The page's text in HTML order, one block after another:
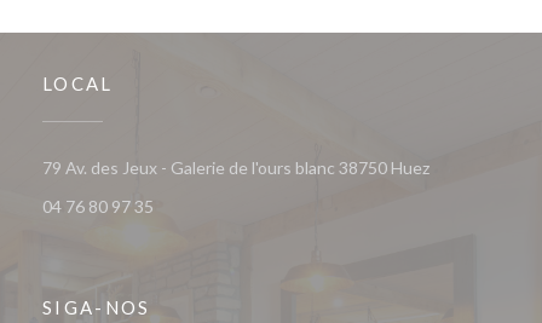
LOCAL
79 Av. des Jeux - Galerie de l'ours blanc 38750 Huez((abre numa
04 76 80 97 35
SIGA-NOS